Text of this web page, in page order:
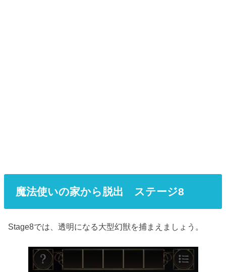
魔法使いの家から脱出 ステージ8
Stage8では、透明になる大型幻獣を捕まえましょう。